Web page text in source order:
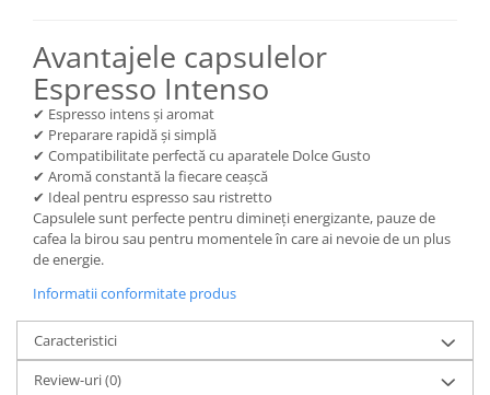
Avantajele capsulelor
Espresso Intenso
✔ Espresso intens și aromat
✔ Preparare rapidă și simplă
✔ Compatibilitate perfectă cu aparatele Dolce Gusto
✔ Aromă constantă la fiecare ceașcă
✔ Ideal pentru espresso sau ristretto
Capsulele sunt perfecte pentru dimineți energizante, pauze de
cafea la birou sau pentru momentele în care ai nevoie de un plus
de energie.
Informatii conformitate produs
Caracteristici
Review-uri(0)